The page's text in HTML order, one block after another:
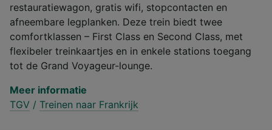
restauratiewagon, gratis wifi, stopcontacten en
afneembare legplanken. Deze trein biedt twee
comfortklassen – First Class en Second Class, met
flexibeler treinkaartjes en in enkele stations toegang
tot de Grand Voyageur-lounge.
Meer informatie
TGV / Treinen naar Frankrijk